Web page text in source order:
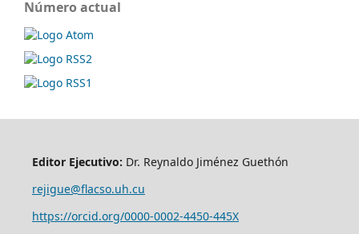
Número actual
Editor Ejecutivo: Dr. Reynaldo Jiménez Guethón
rejigue@flacso.uh.cu
https://orcid.org/0000-0002-4450-445X